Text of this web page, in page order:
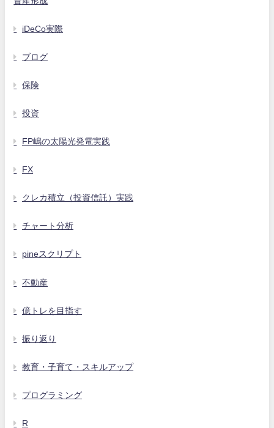
iDeCo実際
ブログ
保険
投資
FP嶋の太陽光発電実践
FX
クレカ積立（投資信託）実践
チャート分析
pineスクリプト
不動産
億トレを目指す
振り返り
教育・子育て・スキルアップ
プログラミング
R